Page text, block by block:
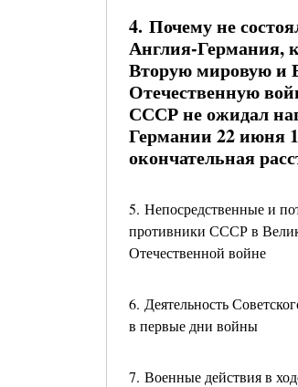
4. Почему не
Англия-Германия,
Вторую мировую и
Отечественную
СССР не ожидал
Германии 22 июня
окончательная
5. Непосредственные и
противники СССР в
Отечественной войне
6. Деятельность
в первые дни войны
7. Военные действия в